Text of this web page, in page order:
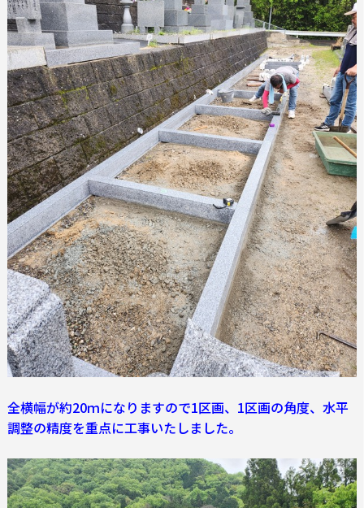
全横幅が約20ｍになりますので1区画、1区画の角度、水平
調整の精度を重点に工事いたしました。